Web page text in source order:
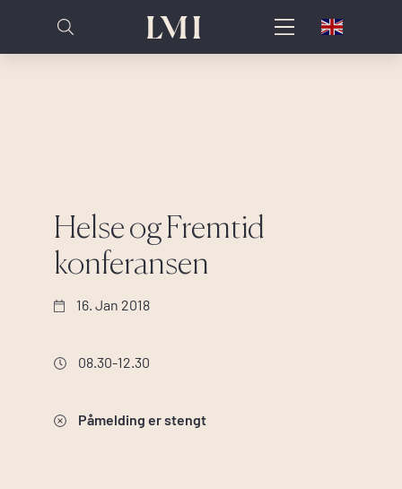
Helse og Fremtid
konferansen
16. Jan 2018
08.30-12.30
Påmelding er stengt